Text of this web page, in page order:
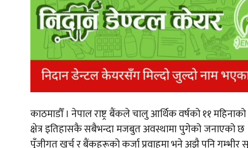
काठमाडौँ । नेपाल राष्ट्र बैंकले चालु आर्थिक वर्षको ११
क्षेत्र इतिहासकै सबैभन्दा मजबुत अवस्थामा पुगेको जनाएको छ
पूँजीगत खर्च र बैंकहरूको कर्जा प्रवाहमा भने अझै पनि गम्भीर